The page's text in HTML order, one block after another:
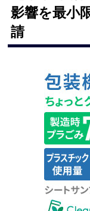
影響を最小
請